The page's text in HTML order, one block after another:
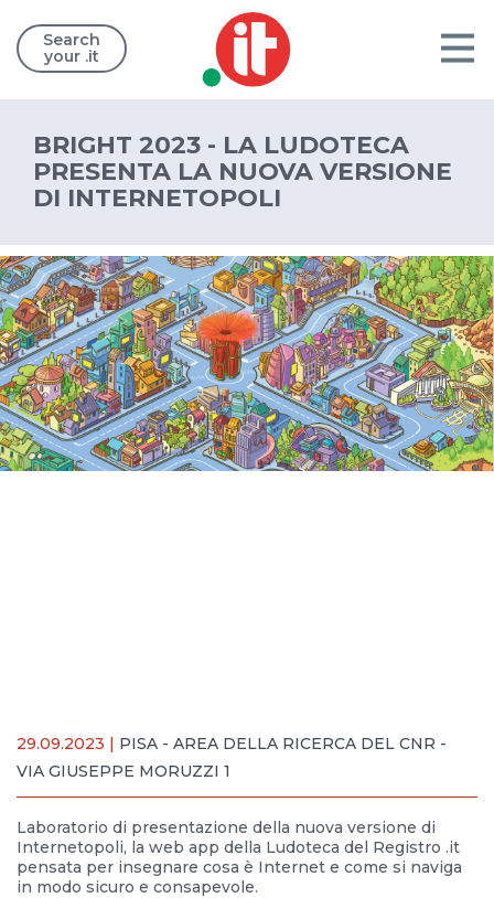
Search
your .it
BRIGHT 2023 - LA LUDOTECA
PRESENTA LA NUOVA VERSIONE
DI INTERNETOPOLI
29.09.2023 | PISA - AREA DELLA RICERCA DEL CNR -
VIA GIUSEPPE MORUZZI 1
Laboratorio di presentazione della nuova versione di
Internetopoli, la web app della Ludoteca del Registro .it
pensata per insegnare cosa è Internet e come si naviga
in modo sicuro e consapevole.